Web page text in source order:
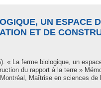
UN ESPACE
ET DE
« La ferme biologique, un
du rapport à la terre »
Maîtrise en sciences de